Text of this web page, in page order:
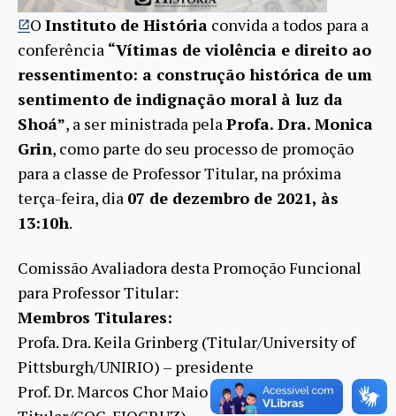
O Instituto de História convida a todos para a
conferência “Vítimas de violência e direito ao
ressentimento: a construção histórica de um
sentimento de indignação moral à luz da
Shoá”, a ser ministrada pelaProfa. Dra. Monica
Grin, como parte do seu processo de promoção
para a classe de Professor Titular, na próxima
terça-feira, dia 07 de dezembro de 2021, às
13:10h.
Comissão Avaliadora desta Promoção Funcional
para Professor Titular:
Membros Titulares:
Profa. Dra. Keila Grinberg (Titular/University of
Pittsburgh/UNIRIO) – presidente
Prof. Dr. Marcos Chor Maio (Pesquisador